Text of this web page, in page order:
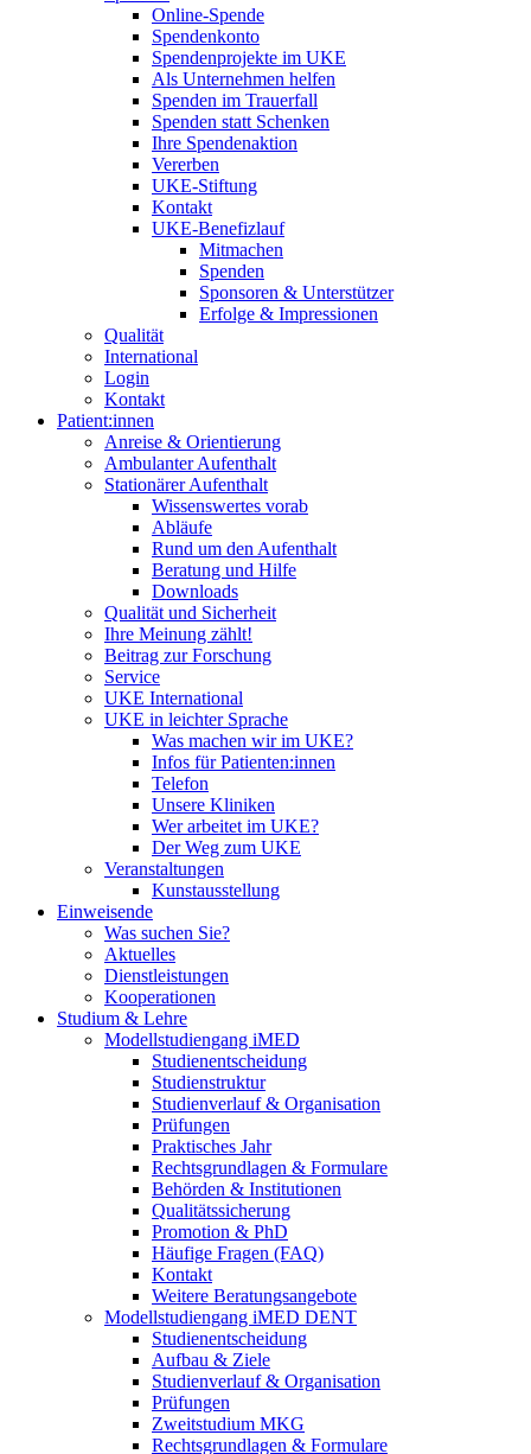
Online-Spende
Spendenkonto
Spendenprojekte im UKE
Als Unternehmen helfen
Spenden im Trauerfall
Spenden statt Schenken
Ihre Spendenaktion
Vererben
UKE-Stiftung
Kontakt
UKE-Benefizlauf
Mitmachen
Spenden
Sponsoren & Unterstützer
Erfolge & Impressionen
Qualität
International
Login
Kontakt
Patient:innen
Anreise & Orientierung
Ambulanter Aufenthalt
Stationärer Aufenthalt
Wissenswertes vorab
Abläufe
Rund um den Aufenthalt
Beratung und Hilfe
Downloads
Qualität und Sicherheit
Ihre Meinung zählt!
Beitrag zur Forschung
Service
UKE International
UKE in leichter Sprache
Was machen wir im UKE?
Infos für Patienten:innen
Telefon
Unsere Kliniken
Wer arbeitet im UKE?
Der Weg zum UKE
Veranstaltungen
Kunstausstellung
Einweisende
Was suchen Sie?
Aktuelles
Dienstleistungen
Kooperationen
Studium & Lehre
Modellstudiengang iMED
Studienentscheidung
Studienstruktur
Studienverlauf & Organisation
Prüfungen
Praktisches Jahr
Rechtsgrundlagen & Formulare
Behörden & Institutionen
Qualitätssicherung
Promotion & PhD
Häufige Fragen (FAQ)
Kontakt
Weitere Beratungsangebote
Modellstudiengang iMED DENT
Studienentscheidung
Aufbau & Ziele
Studienverlauf & Organisation
Prüfungen
Zweitstudium MKG
Rechtsgrundlagen & Formulare